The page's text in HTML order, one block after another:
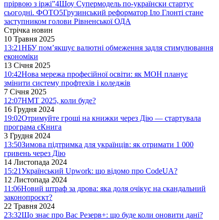
прірвою з іржі”4Шоу Супермодель по-українски стартує
сьогодні. ФОТО5Грузинський реформатор Іло Глонті стане
заступником голови Рівненської ОДА
Стрічка новин
10 Травня 2025
13:21НБУ пом’якшує валютні обмеження задля стимулювання
економіки
13 Січня 2025
10:42Нова мережа професійної освіти: як МОН планує
змінити систему профтехів і коледжів
7 Січня 2025
12:07НМТ 2025, коли буде?
16 Грудня 2024
19:02Отримуйте гроші на книжки через Дію — стартувала
програма єКнига
3 Грудня 2024
13:50Зимова підтримка для українців: як отримати 1 000
гривень через Дію
14 Листопада 2024
15:21Український Upwork: що відомо про CodeUA?
12 Листопада 2024
11:06Новий штраф за дрова: яка доля очікує на скандальний
законопроєкт?
22 Травня 2024
23:32Що знає про Вас Резерв+: що буде коли оновити дані?